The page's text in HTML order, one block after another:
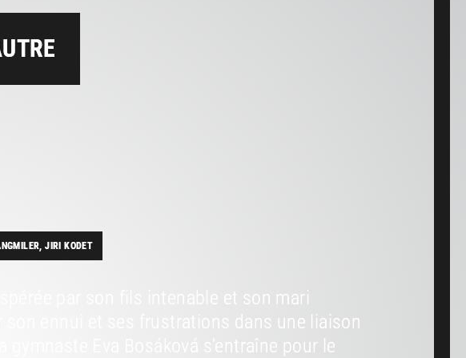
JIRI KODET
par son fils intenable et son mari
son ennui et ses frustrations dans une liaison
gymnaste Eva Bosáková s’entraîne pour le